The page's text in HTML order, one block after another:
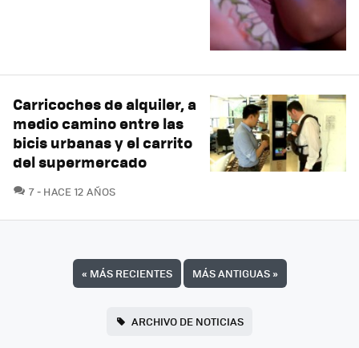
Carricoches de alquiler, a
medio camino entre las
bicis urbanas y el carrito
del supermercado
7COMENTARIOS
HACE 12 AÑOS
« MÁS RECIENTES MÁS ANTIGUAS»
ARCHIVO DE NOTICIAS